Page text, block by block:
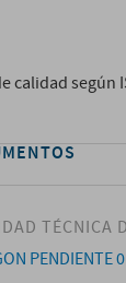
calidad según
TÉCNICA
PENDIENTE 0